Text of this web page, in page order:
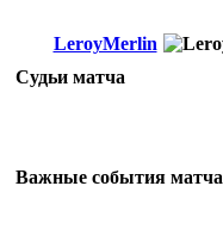
LeroyMerlin
Судьи матча
Важные события матча